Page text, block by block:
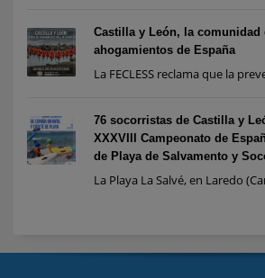
Castilla y León, la
ahogamientos de España
La FECLESS reclama que la
76 socorristas de Castilla y
XXXVIII Campeonato de
de Playa de Salvamento y
La Playa La Salvé, en Laredo